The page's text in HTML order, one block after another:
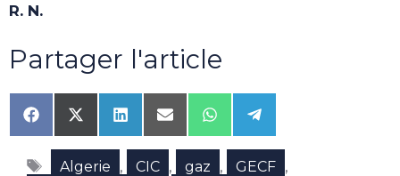
R. N.
Partager l'article
Share
on
Facebook
Share
on
X
(Twitter)
Share
on
LinkedIn
Share
on
Email
Share
on
WhatsApp
Share
on
Telegram
Étiquettes
Algerie , CIC , gaz , GECF ,